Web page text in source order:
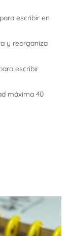
escribir en
y reorganiza
escribir
máxima 40